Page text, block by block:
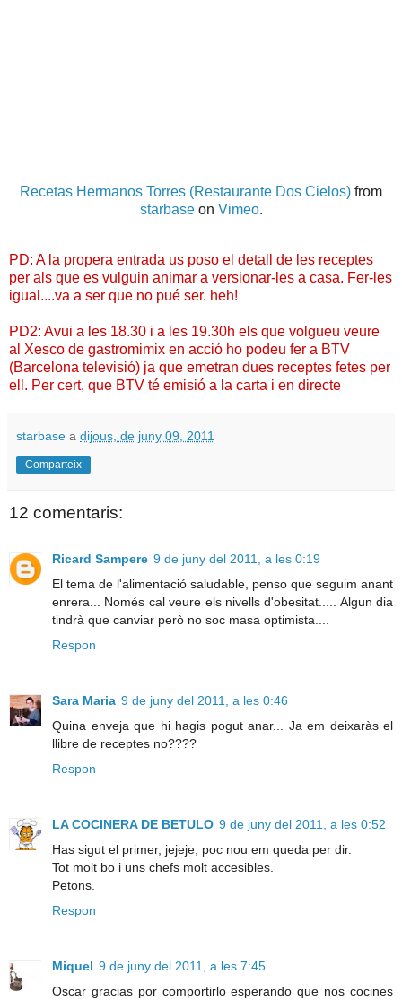
Recetas Hermanos Torres (Restaurante Dos Cielos) from
starbaseon Vimeo.
PD: A la propera entrada us poso el detall de les receptes
per als que es vulguin animar a versionar-les a casa. Fer-les
igual....va a ser que no pué ser. heh!
PD2: Avui a les 18.30 i a les 19.30h els que volgueu veure
al Xesco de gastromimix en acció ho podeu fer a BTV
(Barcelona televisió) ja que emetran dues receptes fetes per
ell. Per cert, que BTV té emisió a la carta i en directe
starbase a dijous, de juny 09, 2011
Comparteix
12 comentaris:
Ricard Sampere 9 de juny del 2011, a les 0:19
El tema de l'alimentació saludable, penso que seguim anant
enrera... Només cal veure els nivells d'obesitat..... Algun dia
tindrà que canviar però no soc masa optimista....
Respon
Sara Maria 9 de juny del 2011, a les 0:46
Quina enveja que hi hagis pogut anar... Ja em deixaràs el
llibre de receptes no????
Respon
LA COCINERA DE BETULO 9 de juny del 2011, a les 0:52
Has sigut el primer, jejeje, poc nou em queda per dir.
Tot molt bo i uns chefs molt accesibles.
Petons.
Respon
Miquel 9 de juny del 2011, a les 7:45
Oscar gracias por comportirlo esperando que nos cocines